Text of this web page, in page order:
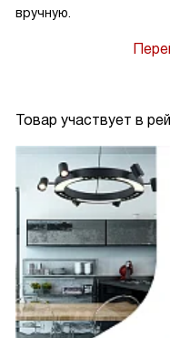
вручную.
Товар участвует в